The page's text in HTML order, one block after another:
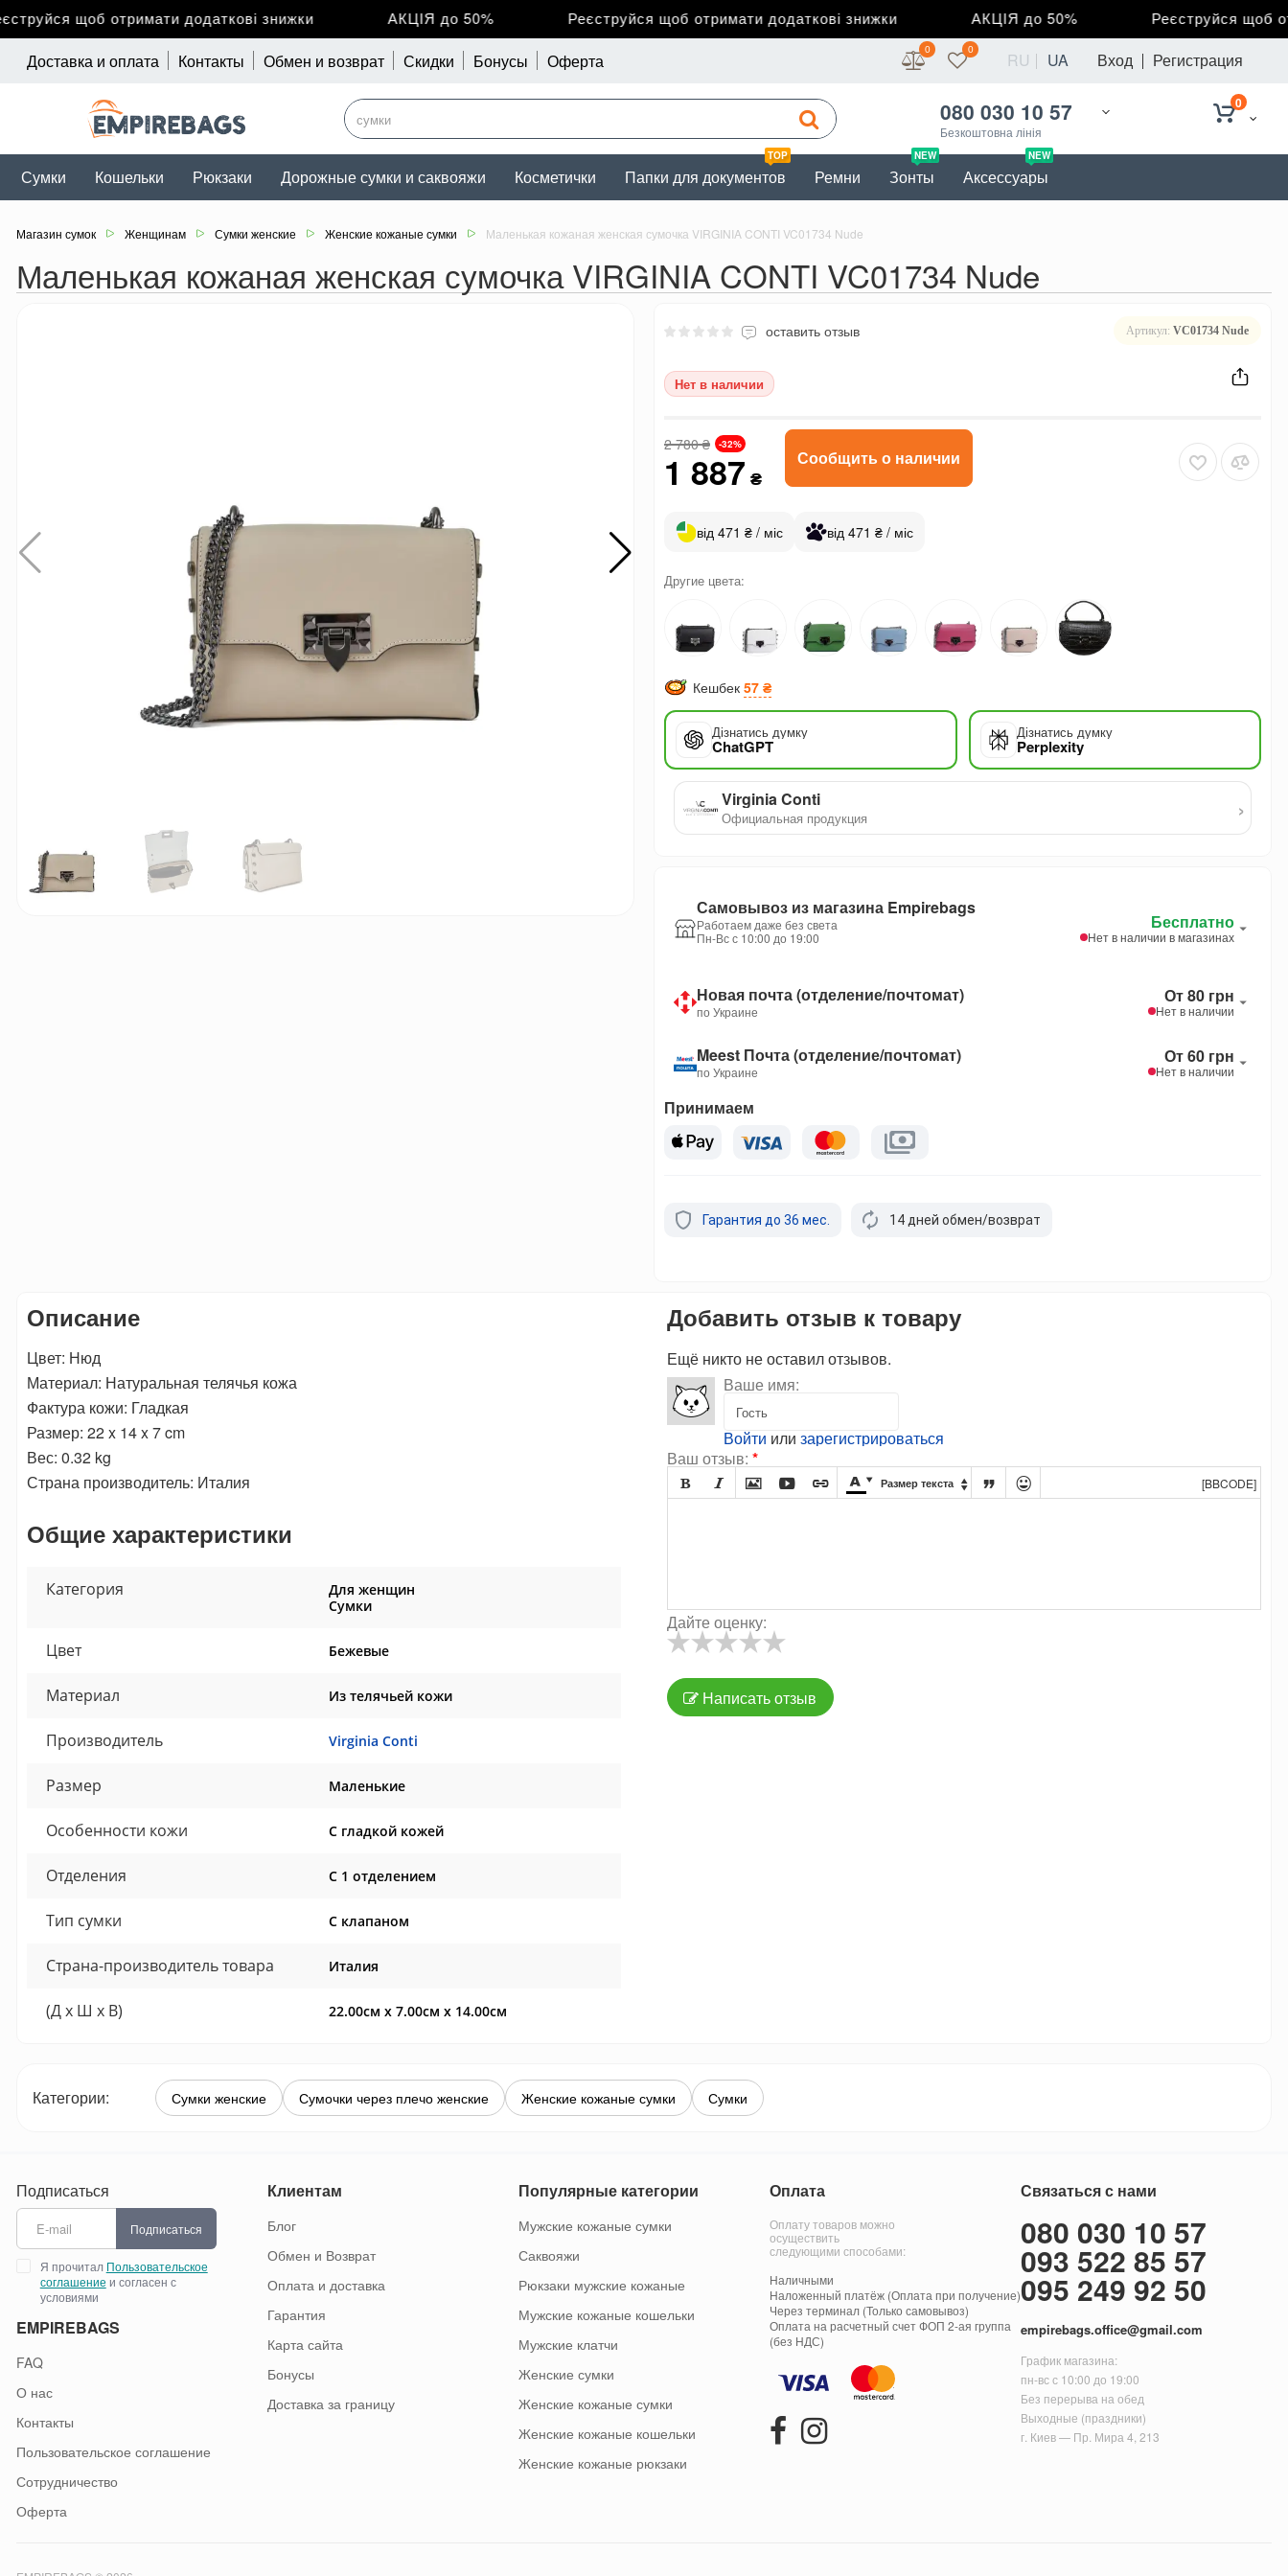
щоб отримати додаткові знижки АКЦІЯ до 50% Реєструйся щоб отримати додаткові знижки АКЦІЯ до 50% Реєструйся щоб
Доставка и оплата Контакты Обмен и возврат Скидки Бонусы Оферта Вход Регистрация
0 0 RU UA
080 030 10 57
Безкоштовна лінія
0
Сумки Кошельки Рюкзаки Дорожные сумки и саквояжи Косметички
TOP
Папки для документов Ремни
NEW
Зонты
NEW
Аксессуары
Магазин сумок Женщинам Сумки женские Женские кожаные сумки Маленькая кожаная женская сумочка VIRGINIA CONTI VC01734 Nude
Маленькая кожаная женская сумочка VIRGINIA CONTI VC01734 Nude
оставить отзыв Артикул: VC01734 Nude
Нет в наличии
2 780₴ -32%
1 887 ₴
Сообщить о наличии
від 471 ₴ / міс від 471 ₴ / міс
Другие цвета:
Кешбек 57 ₴
Дізнатись думку
ChatGPT
Дізнатись думку
Perplexity
Virginia Conti
Официальная продукция ›
Самовывоз из магазина Empirebags
Работаем даже без света
Пн-Вс с 10:00 до 19:00
Бесплатно
Нет в наличии в магазинах
Новая почта (отделение/почтомат)
по Украине
От 80 грн
Нет в наличии
Meest Почта (отделение/почтомат)
по Украине
От 60 грн
Нет в наличии
Принимаем
Гарантия до 36 мес. 14 дней обмен/возврат
Описание
Цвет: Нюд
Материал: Натуральная телячья кожа
Фактура кожи: Гладкая
Размер: 22 x 14 x 7 cm
Вес: 0.32 kg
Страна производитель: Италия
Общие характеристики
Категория
Для женщин
Сумки
Цвет Бежевые
Материал Из телячьей кожи
Производитель Virginia Conti
Размер Маленькие
Особенности кожи С гладкой кожей
Отделения С 1 отделением
Тип сумки С клапаном
Страна-производитель товара Италия
(Д x Ш x В) 22.00см x 7.00см x 14.00см
Добавить отзыв к товару
Ещё никто не оставил отзывов.
Ваше имя:
Войти или зарегистрироваться
Ваш отзыв: *
       Размер текста    [BBCODE]
Дайте оценку:
Написать отзыв
Категории: Сумки женские Сумочки через плечо женские Женские кожаные сумки Сумки
Подписаться
Подписаться
Я прочитал Пользовательское
соглашение и согласен с
условиями
EMPIREBAGS
FAQ
О нас
Контакты
Пользовательское соглашение
Сотрудничество
Оферта
Клиентам
Блог
Обмен и Возврат
Оплата и доставка
Гарантия
Карта сайта
Бонусы
Доставка за границу
Популярные категории
Мужские кожаные сумки
Саквояжи
Рюкзаки мужские кожаные
Мужские кожаные кошельки
Мужские клатчи
Женские сумки
Женские кожаные сумки
Женские кожаные кошельки
Женские кожаные рюкзаки
Оплата
Оплату товаров можно
осуществить
следующими способами:
Наличными
Наложенный платёж (Оплата при получение)
Через терминал (Только самовывоз)
Оплата на расчетный счет ФОП 2-ая группа
(без НДС)
Связаться с нами
080 030 10 57
093 522 85 57
095 249 92 50
empirebags.office@gmail.com
График магазина:
пн-вс с 10:00 до 19:00
Без перерыва на обед
Выходные (праздники)
г. Киев — Пр. Мира 4, 213